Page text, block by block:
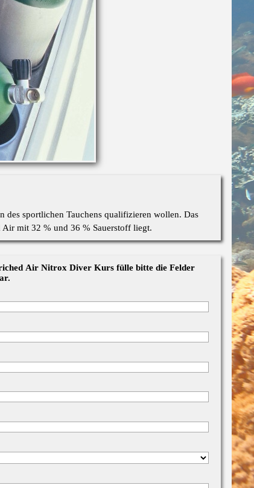
sportlichen Tauchens qualifizieren wollen. Das
Air mit 32 %und 36 % Sauerstoff liegt.
Air Nitrox Diver Kurs fülle bitte die Felder